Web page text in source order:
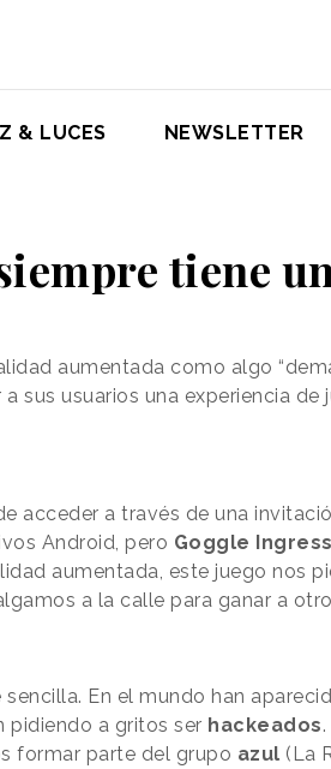
& LUCES NEWSLETTER
tiene
aumentada como algo
sus usuarios una experiencia
acceder a través de una
Android, pero Goggle Ingress
aumentada, este juego nos
a la calle para ganar a
En el mundo han
pidiendo a gritos ser hackeados
formar parte del grupo azul (La